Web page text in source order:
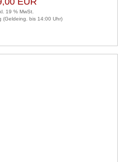
19 % MwSt.
(Geldeing. bis 14:00 Uhr)